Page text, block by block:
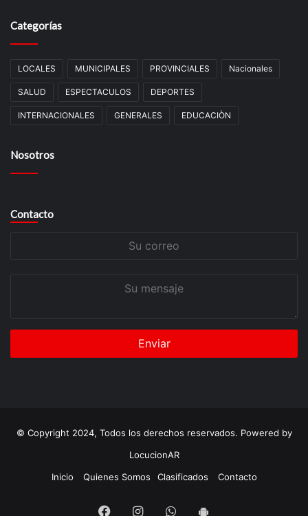
Categorías
LOCALES MUNICIPALES PROVINCIALES Nacionales
SALUD ESPECTACULOS DEPORTES
INTERNACIONALES GENERALES EDUCACIÒN
Nosotros
Contacto
© Copyright 2024, Todos los derechos reservados. Powered by
LocucionAR
Inicio
Quienes Somos Clasificados Contacto
FacebookInstagramWhatsapp